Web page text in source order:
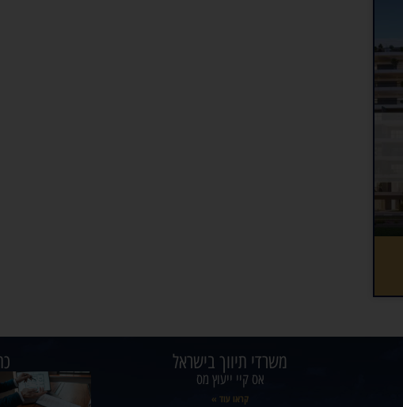
משרדי תיווך בישראל
אס קיי ייעוץ מס
קראו עוד »